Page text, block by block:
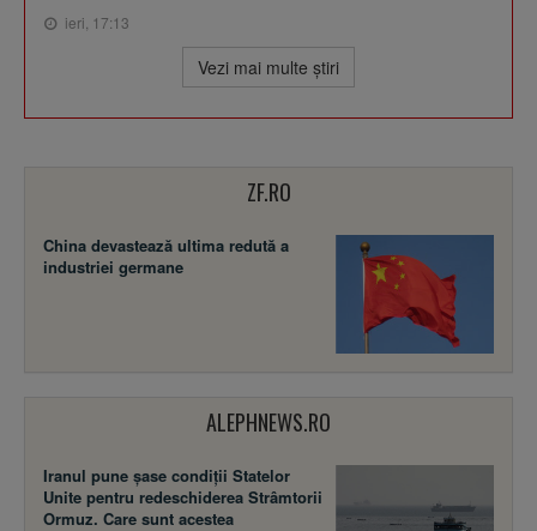
ieri, 17:13
Vezi mai multe ştiri
ZF.RO
China devastează ultima redută a
industriei germane
ALEPHNEWS.RO
Iranul pune șase condiții Statelor
Unite pentru redeschiderea Strâmtorii
Ormuz. Care sunt acestea